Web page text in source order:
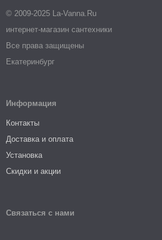
© 2009-2025 La-Vanna.Ru
интернет-магазин сантехники
Все права защищены
Екатеринбург
Информация
Контакты
Доставка и оплата
Установка
Скидки и акции
Связаться с нами